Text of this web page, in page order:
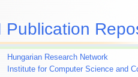
Publication
Hungarian Research Network
Institute for Computer Science and